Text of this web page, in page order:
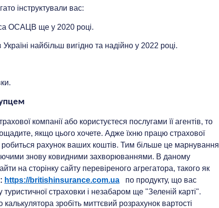
інструктували вас:
ОСАЦВ ще ​​у 2020 році.
найбільш вигідно та надійно у 2022 році.
компанії або користуєтеся послугами її агентів, то
якщо цього хочете. Адже їхню працю страхової
робиться рахунок ваших коштів. Тим більше це марнування
знову ковидними захворюваннями. В даному
на сторінку сайту перевіреного агрегатора, такого як
: https://britishinsurance.com.ua
по продукту, що вас
страховки і незабаром ще "Зеленій карті".
зробіть миттєвий розрахунок вартості